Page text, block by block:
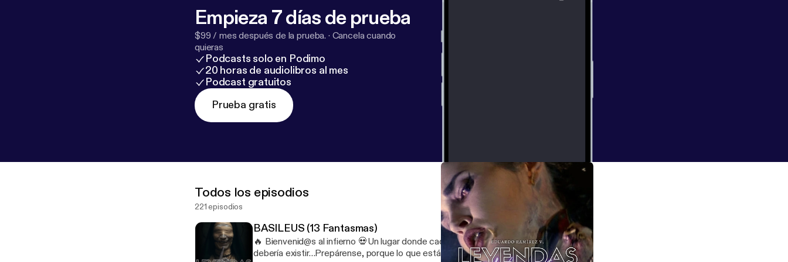
Empieza 7 días de prueba
$99 / mes después de la prueba. · Cancela cuando
quieras
Podcasts solo en Podimo
20 horas de audiolibros al mes
Podcast gratuitos
Prueba gratis
Todos los episodios
221 episodios
BASILEUS (13 Fantasmas)
🔥 Bienvenid@s al infierno 💀Un lugar donde cada sonido es un susurro de algo que no
debería existir…Prepárense, porque lo que están a punto de escuchar es el terror en